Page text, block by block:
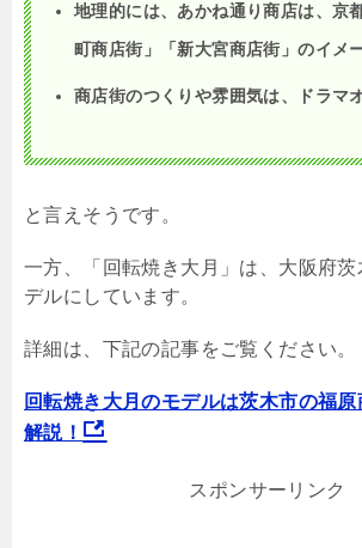
地理的には、あかね通り商店は、京
町商店街」「新大宮商店街」のイメ
商店街のつくりや雰囲気は、ドラマ
と言えそうです。
一方、「回転焼き大月」は、大阪府茨
デルにしています。
詳細は、下記の記事をご覧ください。
回転焼き大月のモデルは茨木市の福
解説！
スポンサーリンク